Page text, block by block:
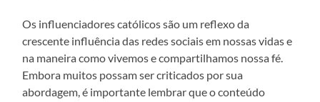
Os influenciadores católicos são um reflexo da
crescente influência das redes sociais em nossas vidas e
na maneira como vivemos e compartilhamos nossa fé.
Embora muitos possam ser criticados por sua
abordagem, é importante lembrar que o conteúdo